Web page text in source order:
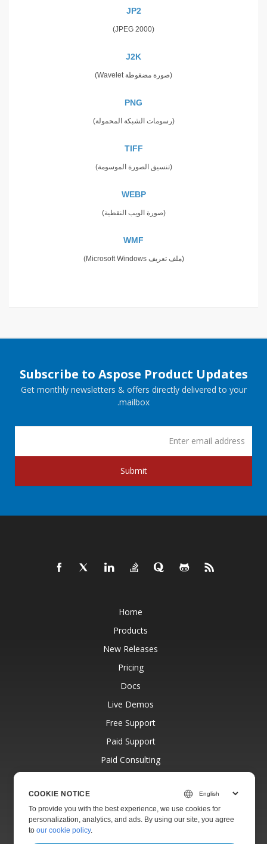
JP2
(JPEG 2000)
J2K
(صورة مضغوطة Wavelet)
PNG
(رسومات الشبكة المحمولة)
TIFF
(تنسيق الصورة الموسومة)
WEBP
(صورة الويب النقطية)
WMF
(ملف تعريف Microsoft Windows)
Subscribe to Aspose Product Updates
Get monthly newsletters & offers directly delivered to your
mailbox.
Submit
Home
Products
New Releases
Pricing
Docs
Live Demos
Free Support
Paid Support
Paid Consulting
About
COOKIE NOTICE
To provide you with the best experience, we use cookies for
personalization, analytics, and ads. By using our site, you agree
to our cookie policy.